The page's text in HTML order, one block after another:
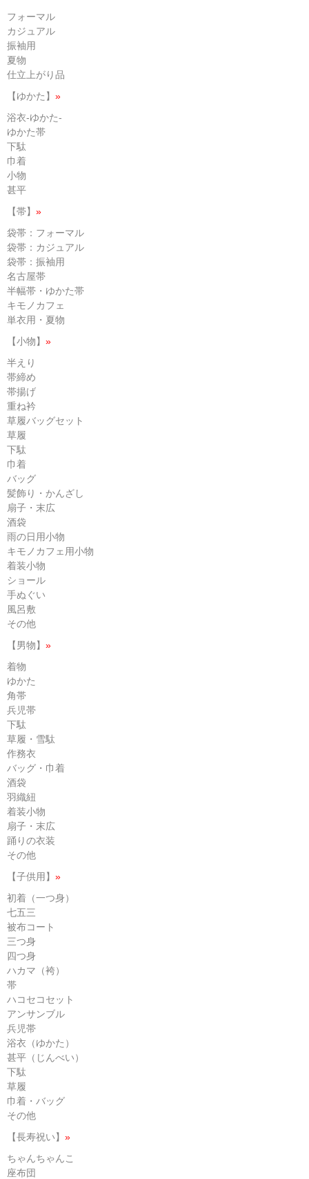
フォーマル
カジュアル
振袖用
夏物
仕立上がり品
【ゆかた】 »
浴衣-ゆかた-
ゆかた帯
下駄
巾着
小物
甚平
【帯】 »
袋帯：フォーマル
袋帯：カジュアル
袋帯：振袖用
名古屋帯
半幅帯・ゆかた帯
キモノカフェ
単衣用・夏物
【小物】 »
半えり
帯締め
帯揚げ
重ね衿
草履バッグセット
草履
下駄
巾着
バッグ
髪飾り・かんざし
扇子・末広
酒袋
雨の日用小物
キモノカフェ用小物
着装小物
ショール
手ぬぐい
風呂敷
その他
【男物】 »
着物
ゆかた
角帯
兵児帯
下駄
草履・雪駄
作務衣
バッグ・巾着
酒袋
羽織紐
着装小物
扇子・末広
踊りの衣装
その他
【子供用】 »
初着（一つ身）
七五三
被布コート
三つ身
四つ身
ハカマ（袴）
帯
ハコセコセット
アンサンブル
兵児帯
浴衣（ゆかた）
甚平（じんべい）
下駄
草履
巾着・バッグ
その他
【長寿祝い】 »
ちゃんちゃんこ
座布団